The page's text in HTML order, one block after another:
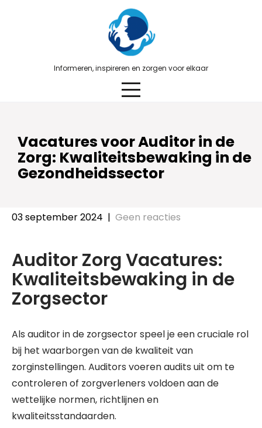
Informeren, inspireren en zorgen voor elkaar
Vacatures voor Auditor in de
Zorg: Kwaliteitsbewaking in de
Gezondheidssector
03 september 2024 | Geen reacties
Auditor Zorg Vacatures:
Kwaliteitsbewaking in de
Zorgsector
Als auditor in de zorgsector speel je een cruciale rol
bij het waarborgen van de kwaliteit van
zorginstellingen. Auditors voeren audits uit om te
controleren of zorgverleners voldoen aan de
wettelijke normen, richtlijnen en
kwaliteitsstandaarden.